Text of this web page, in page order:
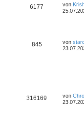
6177 von
845 von
316169 von